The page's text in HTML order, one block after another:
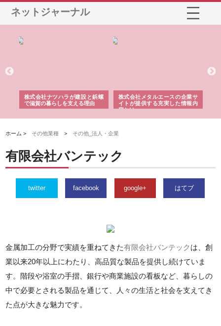
ネットジャーナル
株式会社ナツハラが建設と鋲螺
で滋賀の暮らしを支える理由
株式会社メタルエースの企業サ
イトが提供する充実した情報内
容とは
ホーム > その他業種 > その他_法人・企業
有限会社バンテック
twitter facebook google+ はてブ
金属加工の分野で実績を重ねてきた有限会社バンテック は、創
業以来20年以上にわたり、高品質な製品を提供し続けていま
す。階段や浴室の手摺、銀行や商業施設の看板など、暮らしの
中で必要とされる製品を通じて、人々の生活と社会を支えてき
た点が大きな魅力です。